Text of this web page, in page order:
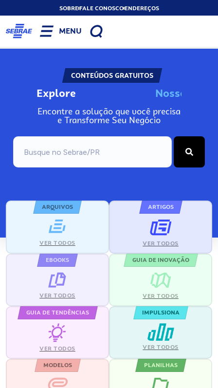
SOBREFALE CONOSCOENDEREÇOS
MENU
CONTEÚDOS GRATUITOS
Explore Nos
Encontre a solução que você precisa
e Transforme Seu Negócio
ARQUIVOS
VER TODOS
ARTIGOS
VER TODOS
EBOOKS
VER TODOS
GUIA DE INOVAÇÃO
VER TODOS
GUIA DE TENDÊNCIAS
VER TODOS
IMPULSIONA
VER TODOS
MODELOS PLANILHAS